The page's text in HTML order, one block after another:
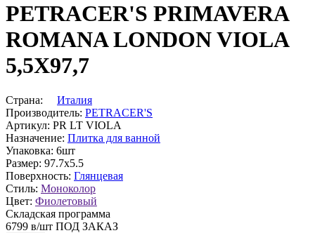
PETRACER'S PRIMAVERA
ROMANA LONDON VIOLA
5,5X97,7
Страна:
Италия
Производитель: PETRACER'S
Артикул: PR LT VIOLA
Назначение: Плитка для ванной
Упаковка: 6шт
Размер: 97.7x5.5
Поверхность: Глянцевая
Стиль: Моноколор
Цвет: Фиолетовый
Складская программа
6799 в/шт ПОД ЗАКАЗ